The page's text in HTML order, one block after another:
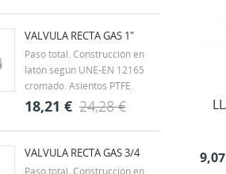
eléctrica diseñada para el
bombeo y evacuación de
aguas limpias en aplicaciones
domésticas y profesionales.
Gracias a su construcción...
VALVULA RECTA GAS 1"
Paso total. Construcción en
latón según UNE-EN 12165
cromado. Asientos PTFE.
Clase MOP 5 (0 a 5 bar).
Juntas de NBR. Extremos
roscados según ISO 7/1 H-H.
Rango de temperatura -20ºC a
60ºC. Mando palanca de
18,21 € 24,28 €
VALVULA RECTA GAS 3/4